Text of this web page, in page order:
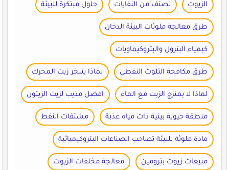
الزيوت تصنف من النفايات حلول مبتكرة للبيئة
طرق معالجة ملوثات البيئة الدخان
كيمياء البترول والبتروكيماويات
طرق مكافحة التلوث النفطي لماذا يتبخر زيت المحرك
لماذا لا يمتزج الزيت مع الماء افضل مذيب لزيت الزيتون
منطقة حيوية بيئية ذات مياه عذبة مشتقات النفط
مادة ملوثة للبيئة تصاحب الصناعات البتروكيميائية
مبيعات زيوت بترومين معالجة مخلفات الزيوت